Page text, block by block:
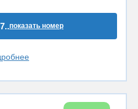
показать номер